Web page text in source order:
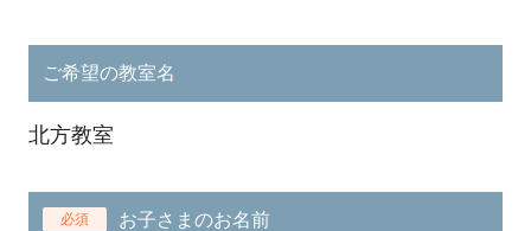
ご希望の教室名
北方教室
必須 お子さまのお名前